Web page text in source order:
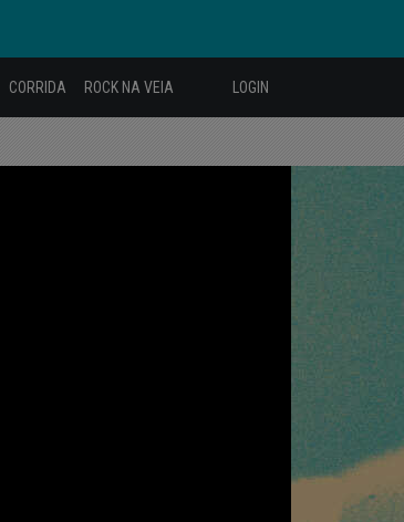
CORRIDA ROCK NA VEIA LOGIN